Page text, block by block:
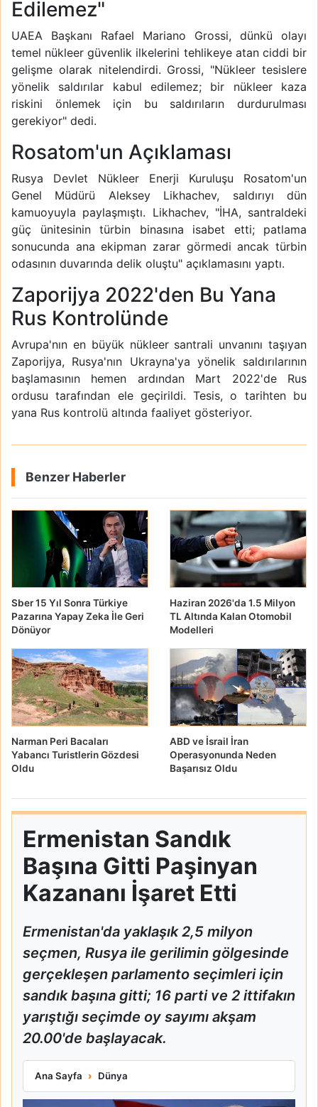
Edilemez"
UAEA Başkanı Rafael Mariano Grossi, dünkü olayı
temel nükleer güvenlik ilkelerini tehlikeye atan ciddi bir
gelişme olarak nitelendirdi. Grossi, "Nükleer tesislere
yönelik saldırılar kabul edilemez; bir nükleer kaza
riskini önlemek için bu saldırıların durdurulması
gerekiyor" dedi.
Rosatom'un Açıklaması
Rusya Devlet Nükleer Enerji Kuruluşu Rosatom'un
Genel Müdürü Aleksey Likhachev, saldırıyı dün
kamuoyuyla paylaşmıştı. Likhachev, "İHA, santraldeki
güç ünitesinin türbin binasına isabet etti; patlama
sonucunda ana ekipman zarar görmedi ancak türbin
odasının duvarında delik oluştu" açıklamasını yaptı.
Zaporijya 2022'den Bu Yana
Rus Kontrolünde
Avrupa'nın en büyük nükleer santrali unvanını taşıyan
Zaporijya, Rusya'nın Ukrayna'ya yönelik saldırılarının
başlamasının hemen ardından Mart 2022'de Rus
ordusu tarafından ele geçirildi. Tesis, o tarihten bu
yana Rus kontrolü altında faaliyet gösteriyor.
Benzer Haberler
Sber 15 Yıl Sonra Türkiye
Pazarına Yapay Zeka İle Geri
Dönüyor
Haziran 2026'da 1.5 Milyon
TL Altında Kalan Otomobil
Modelleri
Narman Peri Bacaları
Yabancı Turistlerin Gözdesi
Oldu
ABD ve İsrail İran
Operasyonunda Neden
Başarısız Oldu
Ermenistan Sandık
Başına Gitti Paşinyan
Kazananı İşaret Etti
Ermenistan'da yaklaşık 2,5 milyon
seçmen, Rusya ile gerilimin gölgesinde
gerçekleşen parlamento seçimleri için
sandık başına gitti; 16 parti ve 2 ittifakın
yarıştığı seçimde oy sayımı akşam
20.00'de başlayacak.
Ana Sayfa Dünya
Ermenistan Sandık Başına Gitti Paşinyan Kazananı İşaret